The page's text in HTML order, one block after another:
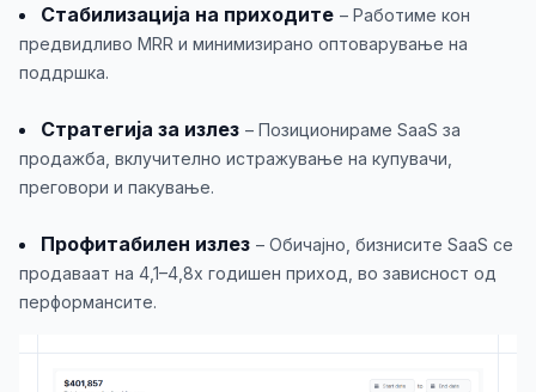
Стабилизација на приходите – Работиме кон
предвидливо MRR и минимизирано оптоварување на
поддршка.
Стратегија за излез – Позиционираме SaaS за
продажба, вклучително истражување на купувачи,
преговори и пакување.
Профитабилен излез – Обичајно, бизнисите SaaS се
продаваат на 4,1–4,8x годишен приход, во зависност од
перформансите.